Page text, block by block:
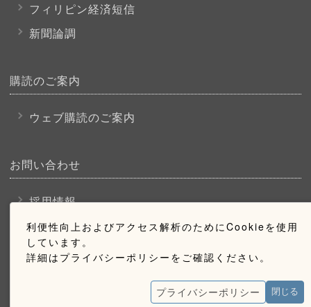
利便性向上およびアクセス解析のためにCookieを使用
しています。
詳細はプライバシーポリシーをご確認ください。
プライバシーポリシー 閉じる
フィリピン経済短信
新聞論調
購読のご案内
ウェブ購読のご案内
お問い合わせ
採用情報
お問い合わせ
広告掲載のご案内